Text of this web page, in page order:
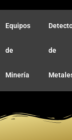
Equipos
de
Minería
de